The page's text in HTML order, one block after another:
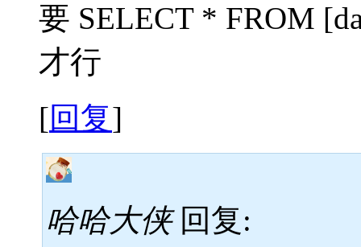
要 SELECT * FROM
才行
[回复]
哈哈大侠回复: